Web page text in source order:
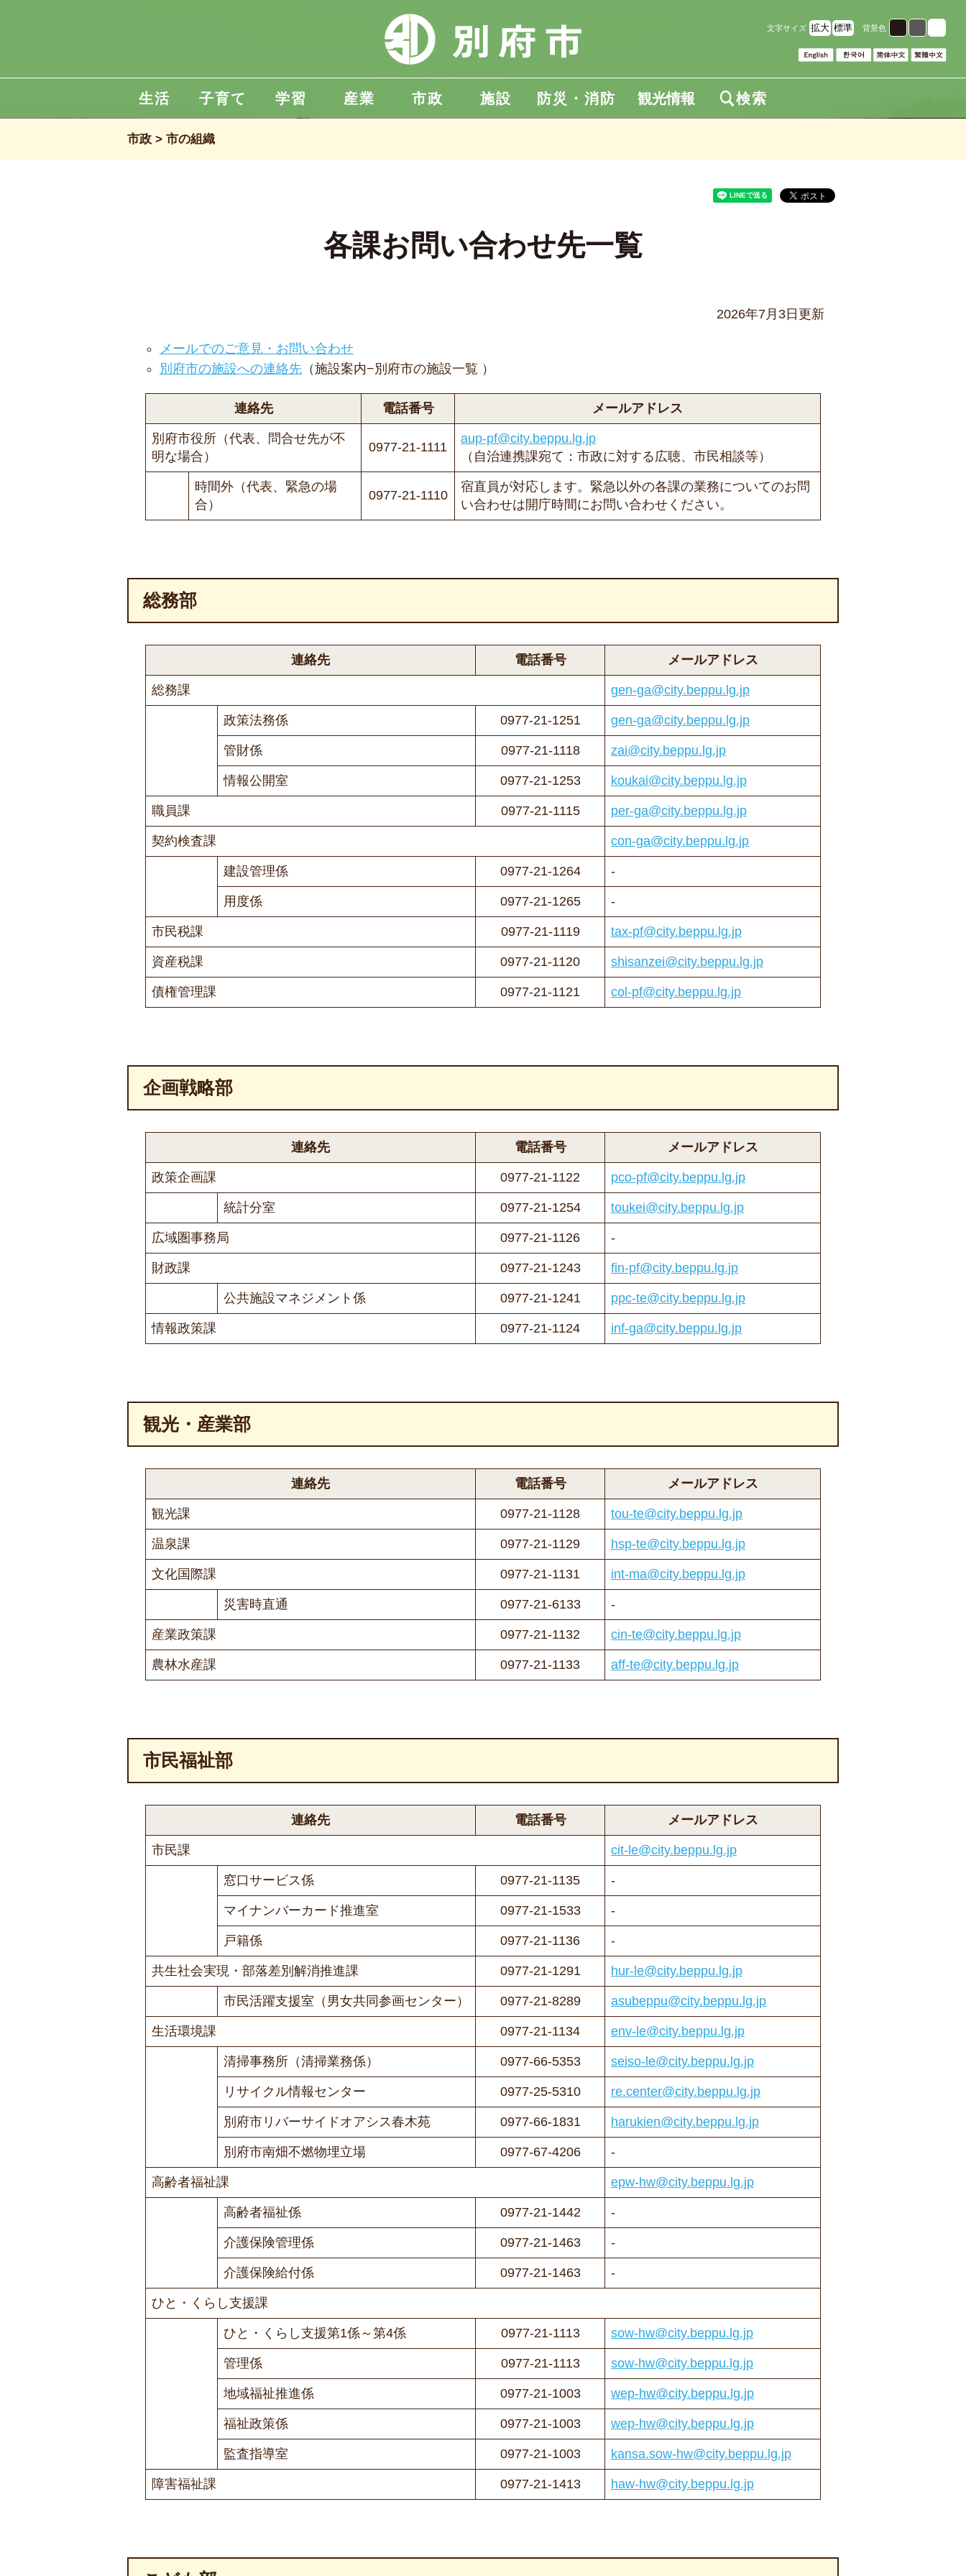
文字サイズ 拡大 標準 背景色
生活 子育て 学習 産業 市政 施設 防災・消防 観光情報 検索
市政 市の組織
各課お問い合わせ先一覧
2026年7月3日更新
メールでのご意見・お問い合わせ
別府市の施設への連絡先 （施設案内−別府市の施設一覧 ）
連絡先 電話番号 メールアドレス
別府市役所（代表、問合せ先が不
明な場合）
0977-21-1111
aup-pf@city.beppu.lg.jp
（自治連携課宛て：市政に対する広聴、市民相談等）
時間外（代表、緊急の場
合）
0977-21-1110
宿直員が対応します。緊急以外の各課の業務についてのお問
い合わせは開庁時間にお問い合わせください。
総務部
連絡先 電話番号 メールアドレス
総務課 gen-ga@city.beppu.lg.jp
政策法務係 0977-21-1251 gen-ga@city.beppu.lg.jp
管財係 0977-21-1118 zai@city.beppu.lg.jp
情報公開室 0977-21-1253 koukai@city.beppu.lg.jp
職員課 0977-21-1115 per-ga@city.beppu.lg.jp
契約検査課 con-ga@city.beppu.lg.jp
建設管理係 0977-21-1264 -
用度係 0977-21-1265 -
市民税課 0977-21-1119 tax-pf@city.beppu.lg.jp
資産税課 0977-21-1120 shisanzei@city.beppu.lg.jp
債権管理課 0977-21-1121 col-pf@city.beppu.lg.jp
企画戦略部
連絡先 電話番号 メールアドレス
政策企画課 0977-21-1122 pco-pf@city.beppu.lg.jp
統計分室 0977-21-1254 toukei@city.beppu.lg.jp
広域圏事務局 0977-21-1126 -
財政課 0977-21-1243 fin-pf@city.beppu.lg.jp
公共施設マネジメント係 0977-21-1241 ppc-te@city.beppu.lg.jp
情報政策課 0977-21-1124 inf-ga@city.beppu.lg.jp
観光・産業部
連絡先 電話番号 メールアドレス
観光課 0977-21-1128 tou-te@city.beppu.lg.jp
温泉課 0977-21-1129 hsp-te@city.beppu.lg.jp
文化国際課 0977-21-1131 int-ma@city.beppu.lg.jp
災害時直通 0977-21-6133 -
産業政策課 0977-21-1132 cin-te@city.beppu.lg.jp
農林水産課 0977-21-1133 aff-te@city.beppu.lg.jp
市民福祉部
連絡先 電話番号 メールアドレス
市民課 cit-le@city.beppu.lg.jp
窓口サービス係 0977-21-1135 -
マイナンバーカード推進室 0977-21-1533 -
戸籍係 0977-21-1136 -
共生社会実現・部落差別解消推進課 0977-21-1291 hur-le@city.beppu.lg.jp
市民活躍支援室（男女共同参画センター） 0977-21-8289 asubeppu@city.beppu.lg.jp
生活環境課 0977-21-1134 env-le@city.beppu.lg.jp
清掃事務所（清掃業務係） 0977-66-5353 seiso-le@city.beppu.lg.jp
リサイクル情報センター 0977-25-5310 re.center@city.beppu.lg.jp
別府市リバーサイドオアシス春木苑 0977-66-1831 harukien@city.beppu.lg.jp
別府市南畑不燃物埋立場 0977-67-4206 -
高齢者福祉課 epw-hw@city.beppu.lg.jp
高齢者福祉係 0977-21-1442 -
介護保険管理係 0977-21-1463 -
介護保険給付係 0977-21-1463 -
ひと・くらし支援課
ひと・くらし支援第1係～第4係 0977-21-1113 sow-hw@city.beppu.lg.jp
管理係 0977-21-1113 sow-hw@city.beppu.lg.jp
地域福祉推進係 0977-21-1003 wep-hw@city.beppu.lg.jp
福祉政策係 0977-21-1003 wep-hw@city.beppu.lg.jp
監査指導室 0977-21-1003 kansa.sow-hw@city.beppu.lg.jp
障害福祉課 0977-21-1413 haw-hw@city.beppu.lg.jp